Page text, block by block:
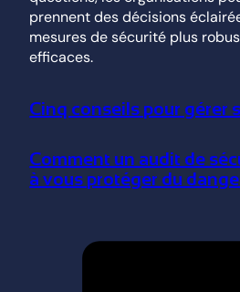
prennent des décisions
mesures de sécurité plus
efficaces.
Cinq conseils pour gérer
Comment un audit de
à vous protéger du